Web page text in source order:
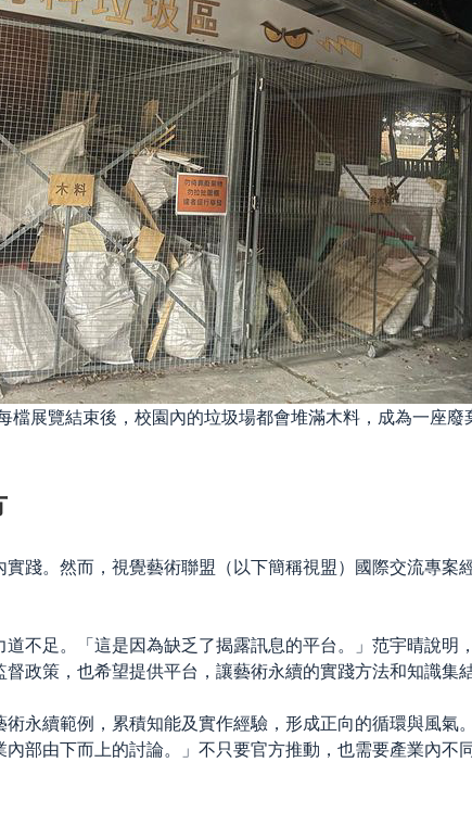
檔展覽結束後，校園內的垃圾場都會堆滿木料，成為一座
踐。然而， 視覺藝術聯盟（以下簡稱視盟）國際交流專案
不足。「這是因為缺乏了揭露訊息的平台。」范宇晴說明
督政策，也希望提供平台，讓藝術永續的實踐方法和知識集結
永續範例，累積知能及實作經驗，形成正向的循環與風氣。
部由下而上的討論。」不只要官方推動，也需要產業內不